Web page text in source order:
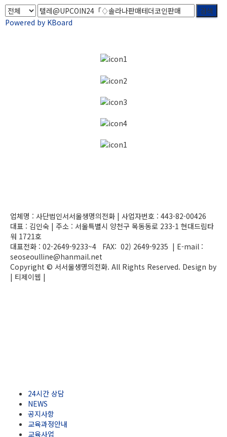
검색
Powered by KBoard
업체명 : 사단법인서서울생명의전화 | 사업자번호 : 443-82-00426
대표 : 김인숙 | 주소 : 서울특별시 양천구 목동동로 233-1 현대드림타
워 1721호
대표전화 : 02-2649-9233~4 FAX: 02) 2649-9235 | E-mail :
seoseoulline@hanmail.net
Copyright © 서서울생명의전화. All Rights Reserved. Design by
| 티제이웹 |
24시간 상담
NEWS
공지사항
교육과정안내
교육사업